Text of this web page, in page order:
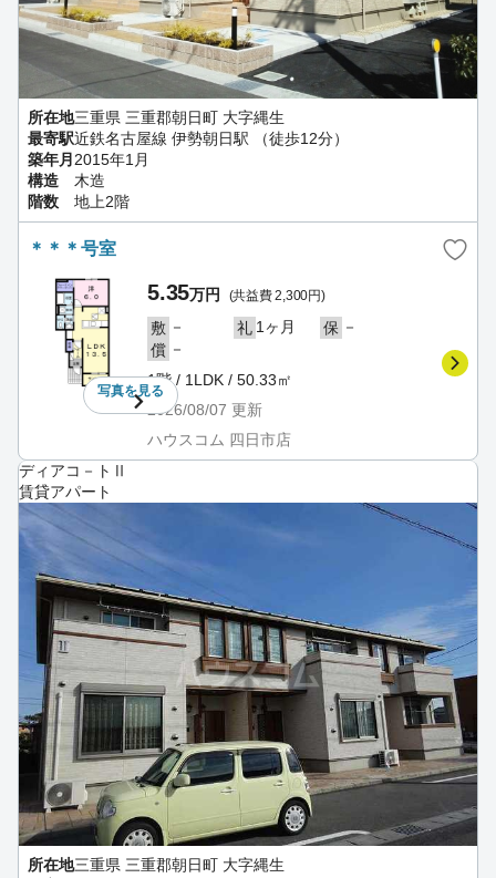
所在地三重県 三重郡朝日町 大字縄生
最寄駅近鉄名古屋線 伊勢朝日駅 （徒歩12分）
築年月2015年1月
構造
木造
階数
地上2階
＊＊＊号室
写真を見る
5.35万円 (共益費 2,300円)
敷 － 礼 1ヶ月 保 －
償 －
1階 / 1LDK / 50.33㎡
2026/08/07 更新
ハウスコム 四日市店
ディアコ－トⅡ
賃貸アパート
所在地三重県 三重郡朝日町 大字縄生